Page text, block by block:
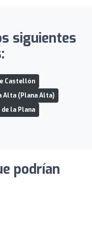
siguientes
Castellón
Alta (Plana Alta)
la Plana
podrían